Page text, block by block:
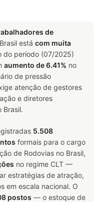
de
está com muita
do período (07/2025)
aumento de 6.41% no
de pressão
atenção de gestores
e diretores
Brasil.
5.508
formais para o cargo
de Rodovias no Brasil,
no regime CLT —
estratégias de atração,
em escala nacional. O
postos — o estoque de